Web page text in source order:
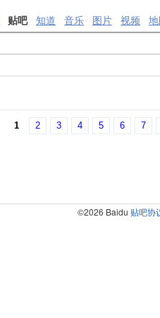
贴吧 知道 音乐 图片 视频
1 2 3 4 5 6 7
©2026 Baidu 贴吧协